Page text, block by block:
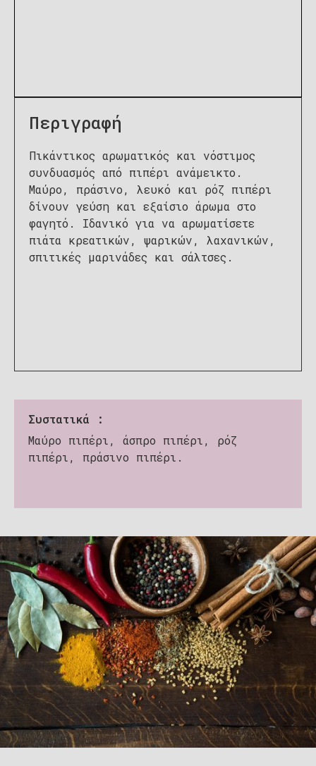
Περιγραφή
Πικάντικος αρωματικός και νόστιμος
συνδυασμός από πιπέρι ανάμεικτο.
Μαύρο, πράσινο, λευκό και ρόζ πιπέρι
δίνουν γεύση και εξαίσιο άρωμα στο
φαγητό. Ιδανικό για να αρωματίσετε
πιάτα κρεατικών, ψαρικών, λαχανικών,
σπιτικές μαρινάδες και σάλτσες.
Συστατικά :
Μαύρο πιπέρι, άσπρο πιπέρι, ρόζ
πιπέρι, πράσινο πιπέρι.